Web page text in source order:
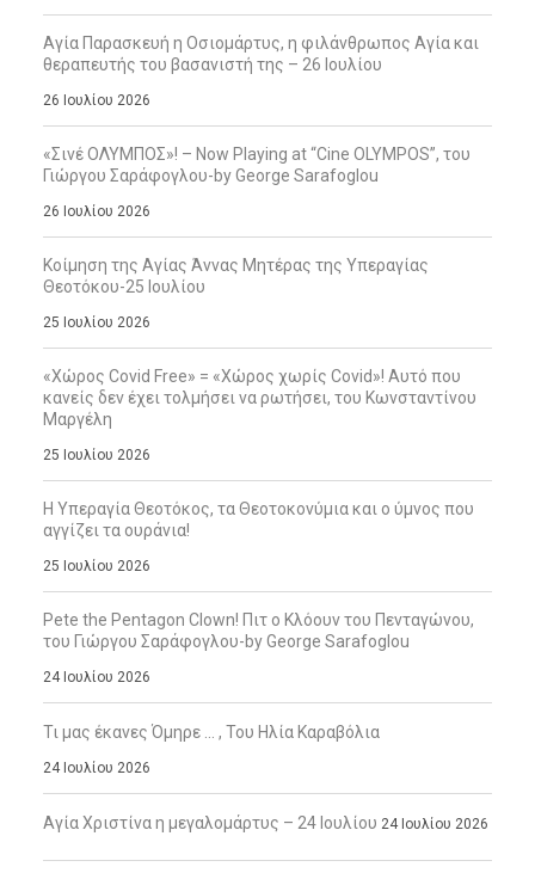
Αγία Παρασκευή η Οσιομάρτυς, η φιλάνθρωπος Αγία και
θεραπευτής του βασανιστή της – 26 Ιουλίου
26 Ιουλίου 2026
«Σινέ ΟΛΥΜΠΟΣ»! – Now Playing at “Cine OLYMPOS”, του
Γιώργου Σαράφογλου-by George Sarafoglou
26 Ιουλίου 2026
Κοίμηση της Αγίας Άννας Μητέρας της Υπεραγίας
Θεοτόκου-25 Ιουλίου
25 Ιουλίου 2026
«Χώρος Covid Free» = «Χώρος χωρίς Covid»! Αυτό που
κανείς δεν έχει τολμήσει να ρωτήσει, του Κωνσταντίνου
Μαργέλη
25 Ιουλίου 2026
Η Υπεραγία Θεοτόκος, τα Θεοτοκονύμια και ο ύμνος που
αγγίζει τα ουράνια!
25 Ιουλίου 2026
Pete the Pentagon Clown! Πιτ ο Κλόουν του Πενταγώνου,
του Γιώργου Σαράφογλου-by George Sarafoglou
24 Ιουλίου 2026
Τι μας έκανες Όμηρε … , Του Ηλία Καραβόλια
24 Ιουλίου 2026
Αγία Χριστίνα η μεγαλομάρτυς – 24 Ιουλίου 24 Ιουλίου 2026